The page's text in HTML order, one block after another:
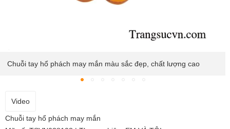
Hổ phách là nhựa cây hóa thạch được tìm thấy trong các
Video
Chuỗi tay hổ phách may mắn